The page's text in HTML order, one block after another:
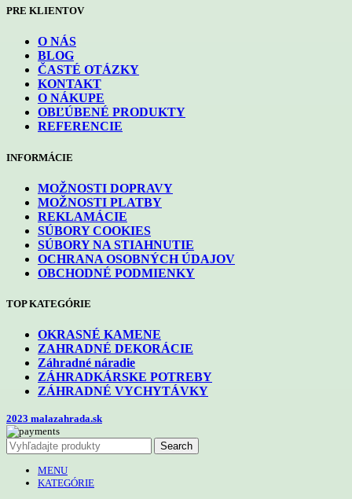
PRE KLIENTOV
O NÁS
BLOG
ČASTÉ OTÁZKY
KONTAKT
O NÁKUPE
OBĽÚBENÉ PRODUKTY
REFERENCIE
INFORMÁCIE
MOŽNOSTI DOPRAVY
MOŽNOSTI PLATBY
REKLAMÁCIE
SÚBORY COOKIES
SÚBORY NA STIAHNUTIE
OCHRANA OSOBNÝCH ÚDAJOV
OBCHODNÉ PODMIENKY
TOP KATEGÓRIE
OKRASNÉ KAMENE
ZAHRADNÉ DEKORÁCIE
Záhradné náradie
ZÁHRADKÁRSKE POTREBY
ZÁHRADNÉ VYCHYTÁVKY
2023 malazahrada.sk
Search
MENU
KATEGÓRIE